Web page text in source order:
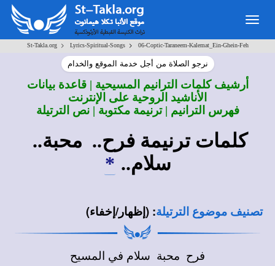
St-Takla.org> Lyrics-Spiritual-Songs> 06-Coptic-Taraneem-Kalemat_Ein-Ghein-Feh
نرجو الصلاة من أجل خدمة الموقع والخدام
أرشيف كلمات الترانيم المسيحية | قاعدة بيانات
الأناشيد الروحية على الإنترنت
فهرس الترانيم | ترنيمة مكتوبة | نص الترتيلة
كلمات ترنيمة فرح.. محبة..
سلام.. *
تصنيف موضوع الترتيلة: (إظهار/إخفاء)
فرح محبة سلام في المسيح